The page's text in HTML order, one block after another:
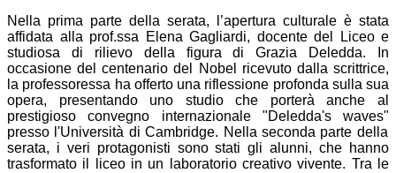
Nella prima parte della serata, l’apertura culturale è stata
affidata alla prof.ssa
Elena Gagliardi, docente del Liceo e
studiosa di rilievo della figura di Grazia Deledda. In
occasione del centenario del Nobel ricevuto dalla scrittrice,
la professoressa ha offerto una riflessione profonda sulla sua
opera, presentando uno studio che porterà anche al
prestigioso convegno internazionale "Deledda's waves"
presso l'Università di Cambridge. Nella seconda parte della
serata, i veri protagonisti sono stati gli alunni, che hanno
trasformato il liceo in un laboratorio creativo vivente. Tra le